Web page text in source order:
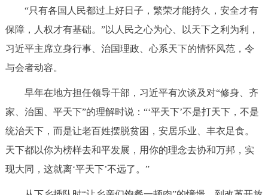
“只有各国人民都过上好日子，繁荣才能持久，安全才有
保障，人权才有基础。”以人民之心为心、以天下之利为利，
习近平主席立身行事、治国理政、心系天下的情怀风范，令
与会者动容。
早年在地方担任领导干部，习近平有次谈及对“修身、齐
家、治国、平天下”的理解时说：“‘平天下’不是打天下，不是
统治天下，而是让老百姓摆脱贫困，安居乐业、丰衣足食。
天下都以你为榜样去和平发展，用你的理念去协和万邦，实
现大同，这就离‘平天下’不远了。”